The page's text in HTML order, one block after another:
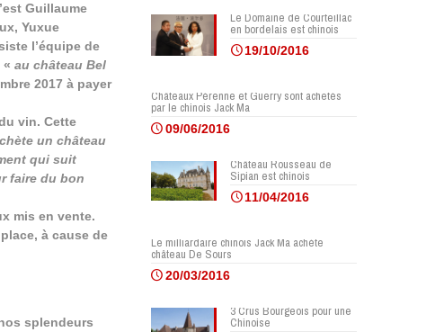
Guillaume
Yuxue
l’équipe de
«au château Bel
2017 à payer
vin. Cette
un château
qui suit
faire du bon
mis en vente.
à cause de
splendeurs
Le Domaine de Courteillac
en bordelais est chinois
19/10/2016
Châteaux Pérenne et Guerry sont achetés
par le chinois Jack Ma
09/06/2016
Château Rousseau de
Sipian est chinois
11/04/2016
Le milliardaire chinois Jack Ma achète
château De Sours
20/03/2016
3 Crus Bourgeois pour une
Chinoise